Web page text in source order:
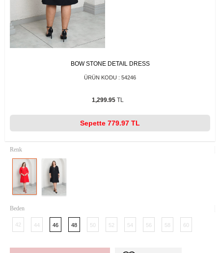
BOW STONE DETAIL DRESS
ÜRÜN KODU : 54246
1,299.95TL
Sepette 779.97 TL
Renk
Beden
42 44 46 48 50 52 54 56 58 60